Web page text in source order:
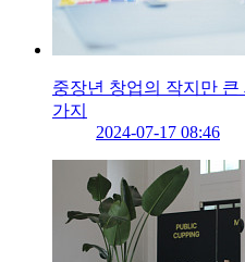
중장년 창업의 작지만 큰
가지
2024-07-17 08:46